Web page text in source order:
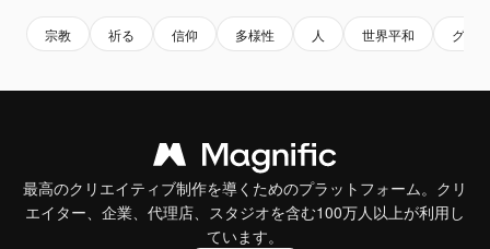
宗教 祈る 信仰 多様性 人 世界平和 グル
最高のクリエイティブ制作を導くためのプラットフォーム。クリ
エイター、企業、代理店、スタジオを含む100万人以上が利用し
ています。